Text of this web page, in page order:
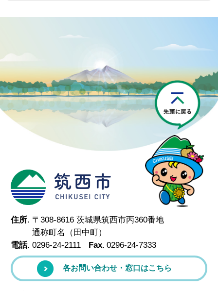
筑西市
住所. 〒308-8616 茨城県筑西市丙360番地
通称町名（田中町）
電話. 0296-24-2111 Fax. 0296-24-7333
各お問い合わせ・窓口はこちら